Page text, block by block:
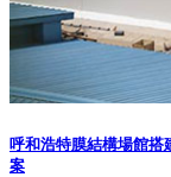
呼和浩特膜結構場館搭
案